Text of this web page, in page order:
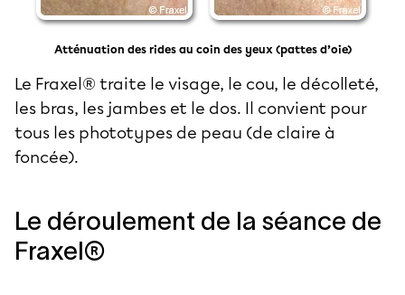
Atténuation des rides au coin des yeux (pattes d’oie)
Le Fraxel® traite le visage, le cou, le décolleté,
les bras, les jambes et le dos. Il convient pour
tous les phototypes de peau (de claire à
foncée).
Le déroulement de la séance de
Fraxel®